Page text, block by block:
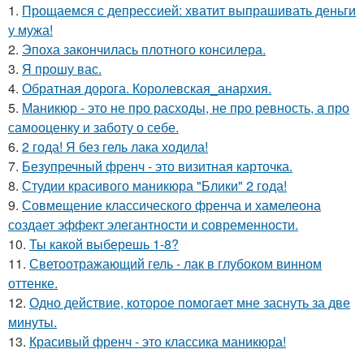
1. Прощаемся с депрессией: хватит выпрашивать деньги
у мужа!
2. Эпоха закончилась плотного консилера.
3. Я прошу вас.
4. Обратная дорога. Королевская_анархия.
5. Маникюр - это не про расходы, не про ревность, а про
самооценку и заботу о себе.
6. 2 года! Я без гель лака ходила!
7. Безупречный френч - это визитная карточка.
8. Студии красивого маникюра "Блики" 2 года!
9. Совмещение классического френча и хамелеона
создает эффект элегантности и современности.
10. Ты какой выберешь 1-8?
11. Светоотражающий гель - лак в глубоком винном
оттенке.
12. Одно действие, которое помогает мне заснуть за две
минуты.
13. Красивый френч - это классика маникюра!